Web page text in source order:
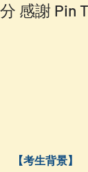
分 感謝 Pin
【考生背景】